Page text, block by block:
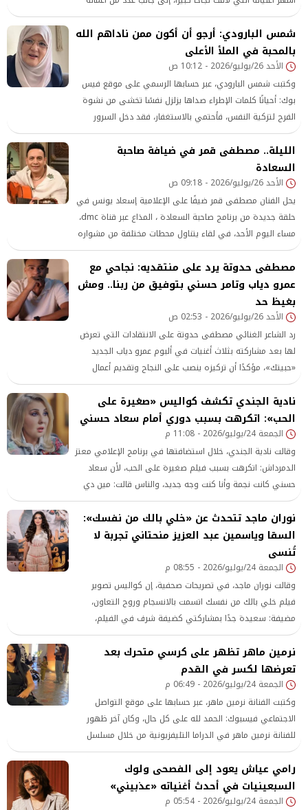
الحديثة، وسط توقعات بحضور جماهيري واسع من عشاقه ورواد
مهرجان جرش
شمس البارودي: أرجو أن أكون ممن ناداهم الله
بالمحبة في الملأ الأعلى
الأحد 26/يوليو/2026 - 10:12 ص
وكتبت شمس البارودي، عبر حسابها الرسمي على موقع فيس
بوك: أحيانًا كلمات الإطراء صداها يزلزل نفسًا تخشى من نشوة
الفرح لتزكية النفس، فأحتمي بالاستغفار، فقد دخل السرور
قلبي المنهك من صدمات أقدار ساقها لي الله تمحيصًا تارة،
ورفعًا تارة أخرى، إلا أن هذه النشوة يلزمها طاعة تسبقها
لمخزون رضى الرب
الليلة.. مصطفى قمر في ضيافة صاحبة
السعادة
الأحد 26/يوليو/2026 - 09:18 ص
يحل الفنان مصطفى قمر ضيفًا على الإعلامية إسعاد يونس في
حلقة جديدة من برنامج صاحبة السعادة ، المذاع عبر قناة dmc،
مساء اليوم الأحد، في لقاء يتناول محطات مختلفة من مشواره
الفني الممتد لسنوات طويلة.
مصطفى حدوتة يرد على منتقديه: نجاحي مع
عمرو دياب وتامر حسني بتوفيق من ربنا.. ومش
بغيظ حد
الأحد 26/يوليو/2026 - 02:53 ص
رد الشاعر الغنائي مصطفى حدوتة على الانتقادات التي تعرض
لها بعد مشاركته بثلاث أغنيات في ألبوم عمرو دياب الجديد
«حبيتك»، مؤكدًا أن تركيزه ينصب على النجاح وتقديم أعمال
مميزة، دون الالتفات إلى الهجوم الذي يواجهه.
نادية الجندي تكشف كواليس «صغيرة على
الحب»: اتكرهت بسبب دوري أمام سعاد حسني
الجمعة 24/يوليو/2026 - 11:08 م
وقالت نادية الجندي، خلال استضافتها في برنامج الإعلامي معتز
الدمرداش: اتكرهت بسبب فيلم صغيرة على الحب، لأن سعاد
حسني كانت نجمة وأنا كنت وجه جديد، والناس قالت: مين دي
اللي جاية قدام السندريلا؟
نوران ماجد تتحدث عن «خلي بالك من نفسك»:
السقا وياسمين عبد العزيز منحتاني تجربة لا
تُنسى
الجمعة 24/يوليو/2026 - 08:55 م
وقالت نوران ماجد، في تصريحات صحفية، إن كواليس تصوير
فيلم خلي بالك من نفسك اتسمت بالانسجام وروح التعاون،
مضيفة: سعيدة جدًا بمشاركتي كضيفة شرف في الفيلم،
والعمل مع النجم أحمد السقا والفنانة الجميلة ياسمين عبد
العزيز كان ممتعًا للغاية ومليئًا بالطاقة الإيجابية، وأتمنى أن
تتكرر هذه التجربة مرة أخرى مع الملهمة ياسمين والجدع أحمد
السقا
نرمين ماهر تظهر على كرسي متحرك بعد
تعرضها لكسر في القدم
الجمعة 24/يوليو/2026 - 06:49 م
وكتبت الفنانة نرمين ماهر، عبر حسابها على موقع التواصل
الاجتماعي فيسبوك: الحمد لله على كل حال، وكان آخر ظهور
للفنانة نرمين ماهر في الدراما التليفزيونية من خلال مسلسل
فندق خمس هموم ، الذي عرض عام 2025
رامي عياش يعود إلى الفصحى ولوك
السبعينيات في أحدث أغنياته «عذبيني»
الجمعة 24/يوليو/2026 - 05:54 م